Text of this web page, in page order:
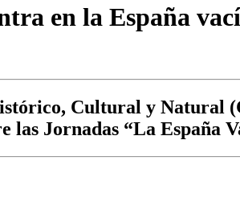
en la España
Cultural y Natural
Jornadas “La España